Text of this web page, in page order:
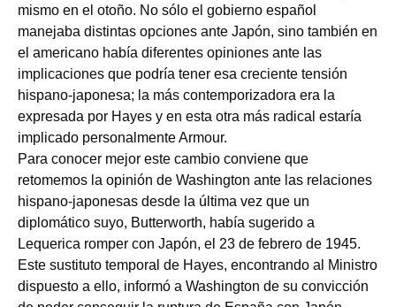
mismo en el otoño. No sólo el gobierno español
manejaba distintas opciones ante Japón, sino también en
el americano había diferentes opiniones ante las
implicaciones que podría tener esa creciente tensión
hispano-japonesa; la más contemporizadora era la
expresada por Hayes y en esta otra más radical estaría
implicado personalmente Armour.
Para conocer mejor este cambio conviene que
retomemos la opinión de Washington ante las relaciones
hispano-japonesas desde la última vez que un
diplomático suyo, Butterworth, había sugerido a
Lequerica romper con Japón, el 23 de febrero de 1945.
Este sustituto temporal de Hayes, encontrando al Ministro
dispuesto a ello, informó a Washington de su convicción